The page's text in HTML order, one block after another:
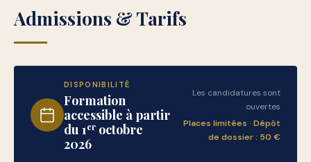
Admissions & Tarifs
DISPONIBILITÉ
Formation
accessible à partir
du 1er octobre
2026
Les candidatures sont
ouvertes
Places limitées · Dépôt
de dossier : 50 €